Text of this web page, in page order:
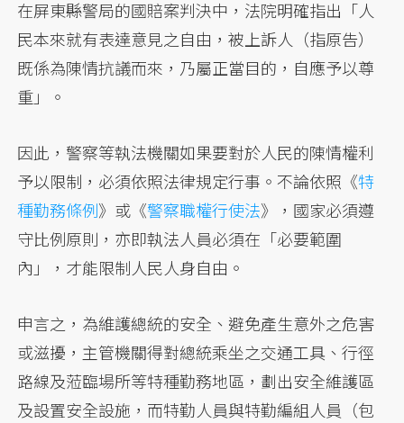
在屏東縣警局的國賠案判決中，法院明確指出「人
民本來就有表達意見之自由，被上訴人（指原告）
既係為陳情抗議而來，乃屬正當目的，自應予以尊
重」。
因此，警察等執法機關如果要對於人民的陳情權利
予以限制，必須依照法律規定行事。不論依照《特
種勤務條例》或《警察職權行使法》，國家必須遵
守比例原則，亦即執法人員必須在「必要範圍
內」，才能限制人民人身自由。
申言之，為維護總統的安全、避免產生意外之危害
或滋擾，主管機關得對總統乘坐之交通工具、行徑
路線及蒞臨場所等特種勤務地區，劃出安全維護區
及設置安全設施，而特勤人員與特勤編組人員（包